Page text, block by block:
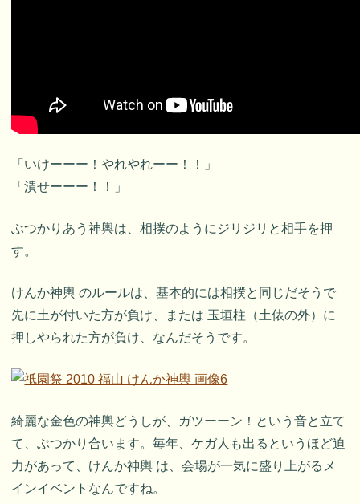
「いけーーー！やれやれーー！！」
「潰せーーー！！」
ぶつかりあう神輿は、相撲のようにジリジリと相手を押
す。
けんか神輿 のルールは、基本的には相撲と同じだそうで
先に土が付いた方が負け、または 玉垣柱（土俵の外）に
押しやられた方が負け、なんだそうです。
綺麗な金色の神輿どうしが、ガツーーン！という音と立て
て、ぶつかり合います。毎年、ケガ人も出るというほど迫
力があって、けんか神輿 は、会場が一気に盛り上がるメ
インイベントなんですね。